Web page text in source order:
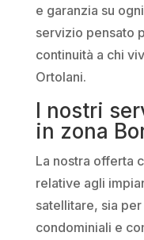
e garanzia su
servizio pensato
continuità a chi
Ortolani.
I nostri
in zona
La nostra offerta
relative agli
satellitare, sia
condominiali e